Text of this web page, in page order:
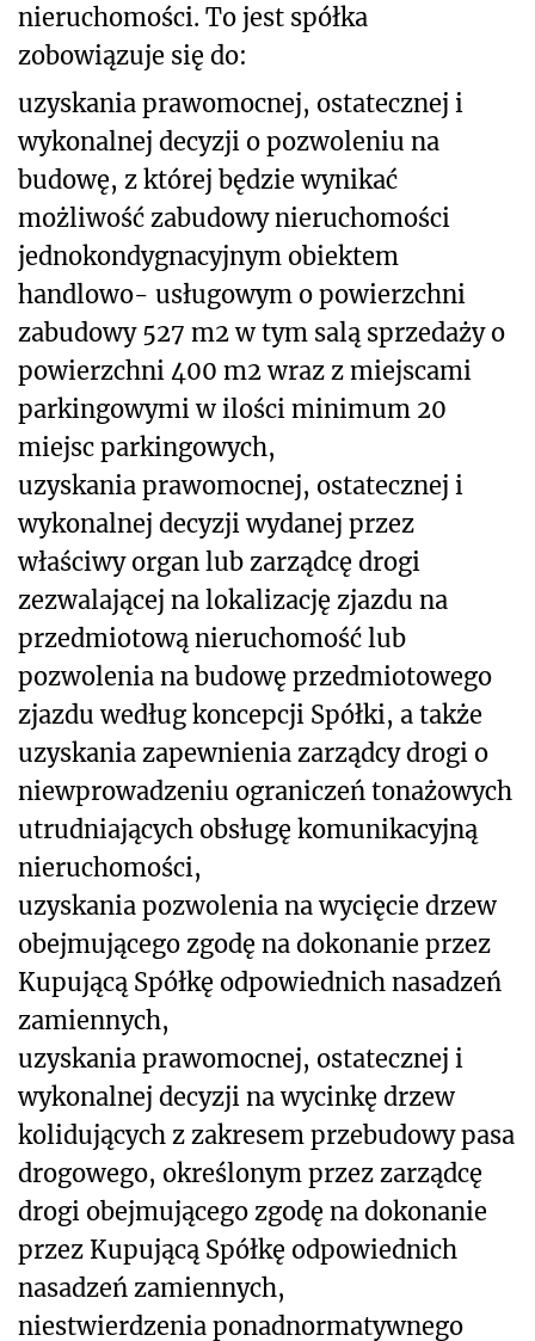
nieruchomości. To jest spółka
zobowiązuje się do:
uzyskania prawomocnej, ostatecznej i
wykonalnej decyzji o pozwoleniu na
budowę, z której będzie wynikać
możliwość zabudowy nieruchomości
jednokondygnacyjnym obiektem
handlowo- usługowym o powierzchni
zabudowy 527 m2w tym salą sprzedaży o
powierzchni 400 m2wraz z miejscami
parkingowymi w ilości minimum 20
miejsc parkingowych,
uzyskania prawomocnej, ostatecznej i
wykonalnej decyzji wydanej przez
właściwy organ lub zarządcę drogi
zezwalającej na lokalizację zjazdu na
przedmiotową nieruchomość lub
pozwolenia na budowę przedmiotowego
zjazdu według koncepcji Spółki, a także
uzyskania zapewnienia zarządcy drogi o
niewprowadzeniu ograniczeń tonażowych
utrudniających obsługę komunikacyjną
nieruchomości,
uzyskania pozwolenia na wycięcie drzew
obejmującego zgodę na dokonanie przez
Kupującą Spółkę odpowiednich nasadzeń
zamiennych,
uzyskania prawomocnej, ostatecznej i
wykonalnej decyzji na wycinkę drzew
kolidujących z zakresem przebudowy pasa
drogowego, określonym przez zarządcę
drogi obejmującego zgodę na dokonanie
przez Kupującą Spółkę odpowiednich
nasadzeń zamiennych,
niestwierdzenia ponadnormatywnego